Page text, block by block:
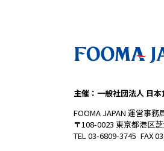
主催：一般社団法人 日
FOOMA JAPAN 運営事務
〒108-0023 東京都港区
TEL 03-6809-3745 FAX